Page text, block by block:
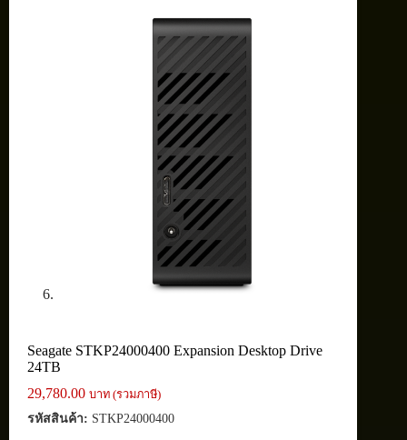
Seagate STKP24000400 Expansion Desktop Drive
24TB
29,780.00 บาท (รวมภาษี)
รหัสสินค้า: STKP24000400